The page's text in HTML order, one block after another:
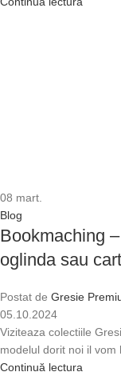
08 mart.
Blog
Bookmaching
oglinda sau
Postat de Gresie
05.10.2024
Viziteaza colectiile
modelul dorit noi il vom
Continuă lectura